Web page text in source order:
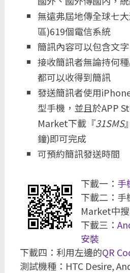
無遠弗屆地傳全球七
區)619個電信系統
簡訊內容可以包含文
接收簡訊者無論持何
都可以收得到簡訊
發送簡訊者使用
型手機，並且於APP
Market下載『31SMS
鐘)即可完成
可預約簡訊發送時間
下載一： 手
下載二：
Market中搜
下載三：
安裝
下載四：利用左邊的QR
測試機種：HTC Desire,